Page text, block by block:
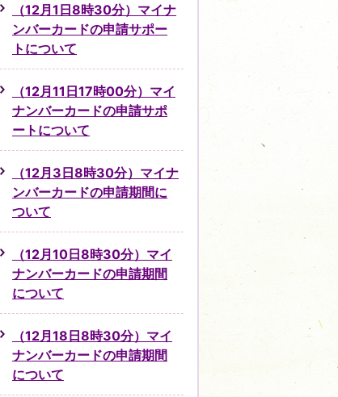
（12月1日8時30分）マイナ
ンバーカードの申請サポー
トについて
（12月11日17時00分）マイ
ナンバーカードの申請サポ
ートについて
（12月3日8時30分）マイナ
ンバーカードの申請期間に
ついて
（12月10日8時30分）マイ
ナンバーカードの申請期間
について
（12月18日8時30分）マイ
ナンバーカードの申請期間
について